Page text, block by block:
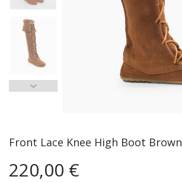
Front Lace Knee High Boot Brown
220,00 €